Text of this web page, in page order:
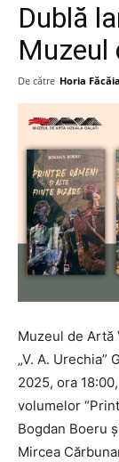
Dublă
Muzeul
De către Horia
Muzeul de Artă
„V. A.
2025, ora
volumelor
Bogdan Boeru
Mircea